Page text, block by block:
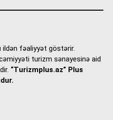
ildən fəaliyyət göstərir.
turizm sənayesinə aid
“Turizmplus.az” Plus